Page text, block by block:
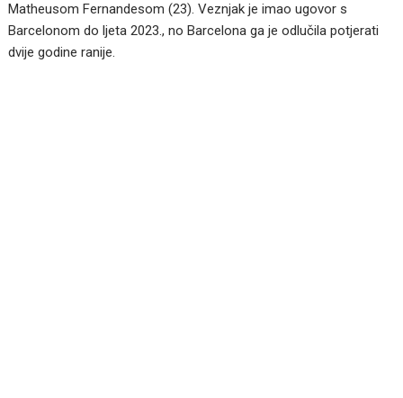
Matheusom Fernandesom (23). Veznjak je imao ugovor s
Barcelonom do ljeta 2023., no Barcelona ga je odlučila potjerati
dvije godine ranije.